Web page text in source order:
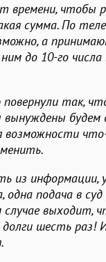
времени, чтобы
сумма. По
а
до 10-го
так,
вынуждены
возможности
из информации,
одна подача в
случае выходит,
долги шесть